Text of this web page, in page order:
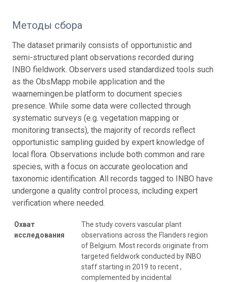
Методы сбора
The dataset primarily consists of opportunistic and
semi-structured plant observations recorded during
INBO fieldwork. Observers used standardized tools such
as the ObsMapp mobile application and the
waarnemingen.be platform to document species
presence. While some data were collected through
systematic surveys (e.g. vegetation mapping or
monitoring transects), the majority of records reflect
opportunistic sampling guided by expert knowledge of
local flora. Observations include both common and rare
species, with a focus on accurate geolocation and
taxonomic identification. All records tagged to INBO have
undergone a quality control process, including expert
verification where needed.
Охват
исследования
The study covers vascular plant
observations across the Flanders region
of Belgium. Most records originate from
targeted fieldwork conducted by INBO
staff starting in 2019 to recent ,
complemented by incidental